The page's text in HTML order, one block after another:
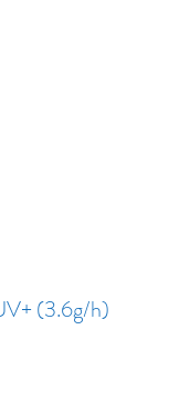
(3.6g/h)